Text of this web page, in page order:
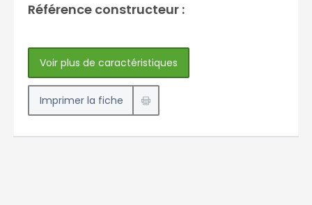
Référence constructeur :
Voir plus de caractéristiques
Imprimer la fiche